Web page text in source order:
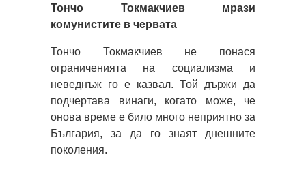
Тончо Токмакчиев мрази
комунистите в червата
Тончо Токмакчиев не понася
ограниченията на социализма и
неведнъж го е казвал. Той държи да
подчертава винаги, когато може, че
онова време е било много неприятно за
България, за да го знаят днешните
поколения.